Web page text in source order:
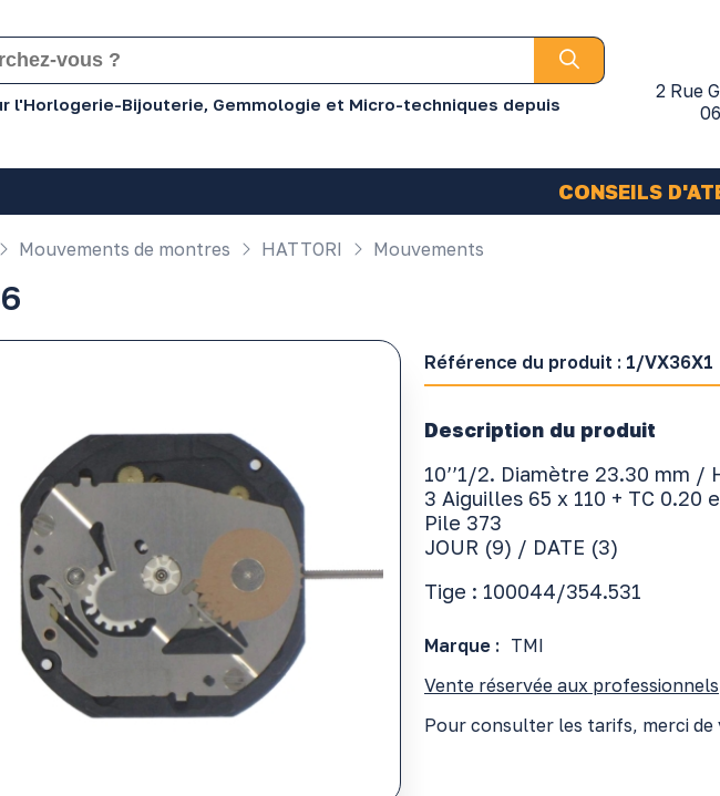
l'Horlogerie-Bijouterie, Gemmologie et Micro-techniques depuis
2 Rue
CONSEILS
Mouvements de montres HATTORI Mouvements
Référence du produit : 1/VX36X1
Description du produit
10’’1/2. Diamètre 23.30 mm /
3 Aiguilles 65 x 110 + TC 0.20
Pile 373
JOUR (9) / DATE (3)
Tige : 100044/354.531
Marque : TMI
Vente réservée aux professionnels
Pour consulter les tarifs, merci de